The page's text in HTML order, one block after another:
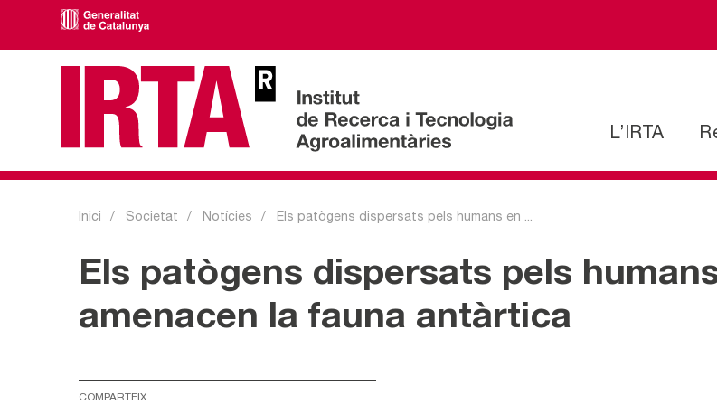
L’IRTA
Inici Societat Notícies Els patògens dispersats pels humans en ...
Els patògens dispersats pels
amenacen la fauna antàrtica
COMPARTEIX